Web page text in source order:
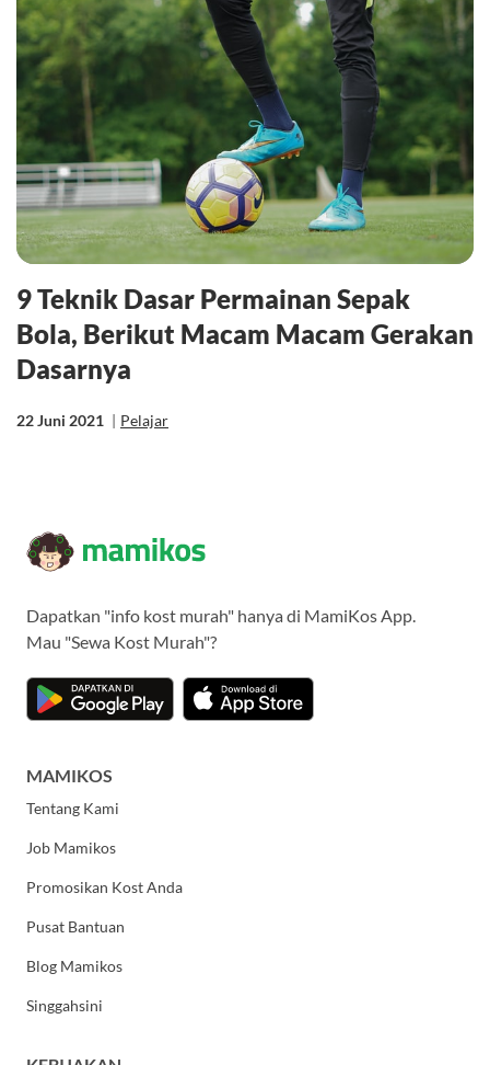
9 Teknik Dasar Permainan Sepak
Bola, Berikut Macam Macam Gerakan
Dasarnya
22 Juni 2021 | Pelajar
Dapatkan "info kost murah" hanya di MamiKos App.
Mau "Sewa Kost Murah"?
MAMIKOS
Tentang Kami
Job Mamikos
Promosikan Kost Anda
Pusat Bantuan
Blog Mamikos
Singgahsini